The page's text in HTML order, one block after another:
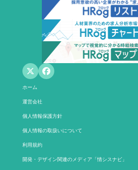
ホーム
運営会社
個人情報保護方針
個人情報の取扱いについて
利用規約
開発・デザイン関連のメディア「情シスナビ」